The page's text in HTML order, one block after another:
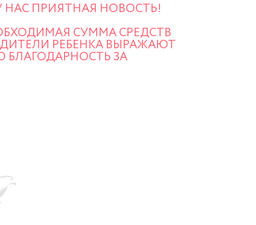
ПРИЯТНАЯ НОВОСТЬ!
СУММА СРЕДСТВ
РЕБЕНКА ВЫРАЖАЮТ
ЗА